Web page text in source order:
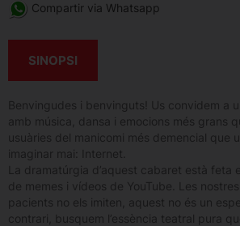
Compartir via Whatsapp
SINOPSI
Benvingudes i benvinguts! Us convidem a
amb música, dansa i emocions més grans
usuàries del manicomi més demencial que
imaginar mai: Internet.
La dramatúrgia d’aquest cabaret està feta
de memes i vídeos de YouTube. Les
pacients no els imiten, aquest no és un
contrari, busquem l’essència teatral pura